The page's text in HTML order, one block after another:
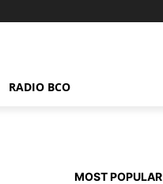
RADIO BCO
MOST POPULAR